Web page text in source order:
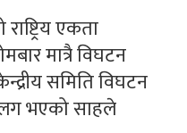
एकता
मात्रै विघटन
समिति विघटन
भएको साहले